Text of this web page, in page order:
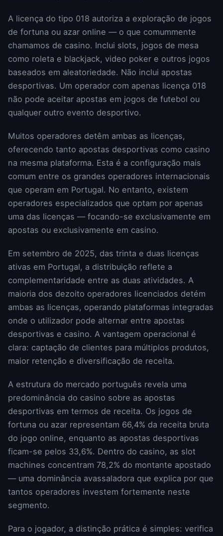
A licença do tipo 018 autoriza a exploração de jogos
de fortuna ou azar online — o que comummente
chamamos de casino. Inclui slots, jogos de mesa
como roleta e blackjack, video poker e outros jogos
baseados em aleatoriedade. Não inclui apostas
desportivas. Um operador com apenas licença 018
não pode aceitar apostas em jogos de futebol ou
qualquer outro evento desportivo.
Muitos operadores detêm ambas as licenças,
oferecendo tanto apostas desportivas como casino
na mesma plataforma. Esta é a configuração mais
comum entre os grandes operadores internacionais
que operam em Portugal. No entanto, existem
operadores especializados que optam por apenas
uma das licenças — focando-se exclusivamente em
apostas ou exclusivamente em casino.
Em setembro de 2025, das trinta e duas licenças
ativas em Portugal, a distribuição reflete a
complementaridade entre as duas atividades. A
maioria dos dezoito operadores licenciados detém
ambas as licenças, operando plataformas integradas
onde o utilizador pode alternar entre apostas
desportivas e casino. A vantagem operacional é
clara: captação de clientes para múltiplos produtos,
maior retenção e diversificação de receita.
A estrutura do mercado português revela uma
predominância do casino sobre as apostas
desportivas em termos de receita. Os jogos de
fortuna ou azar representam 66,4% da receita bruta
do jogo online, enquanto as apostas desportivas
ficam-se pelos 33,6%. Dentro do casino, as slot
machines concentram 78,2% do montante apostado
— uma dominância avassaladora que explica por que
tantos operadores investem fortemente neste
segmento.
Para o jogador, a distinção prática é simples: verifica